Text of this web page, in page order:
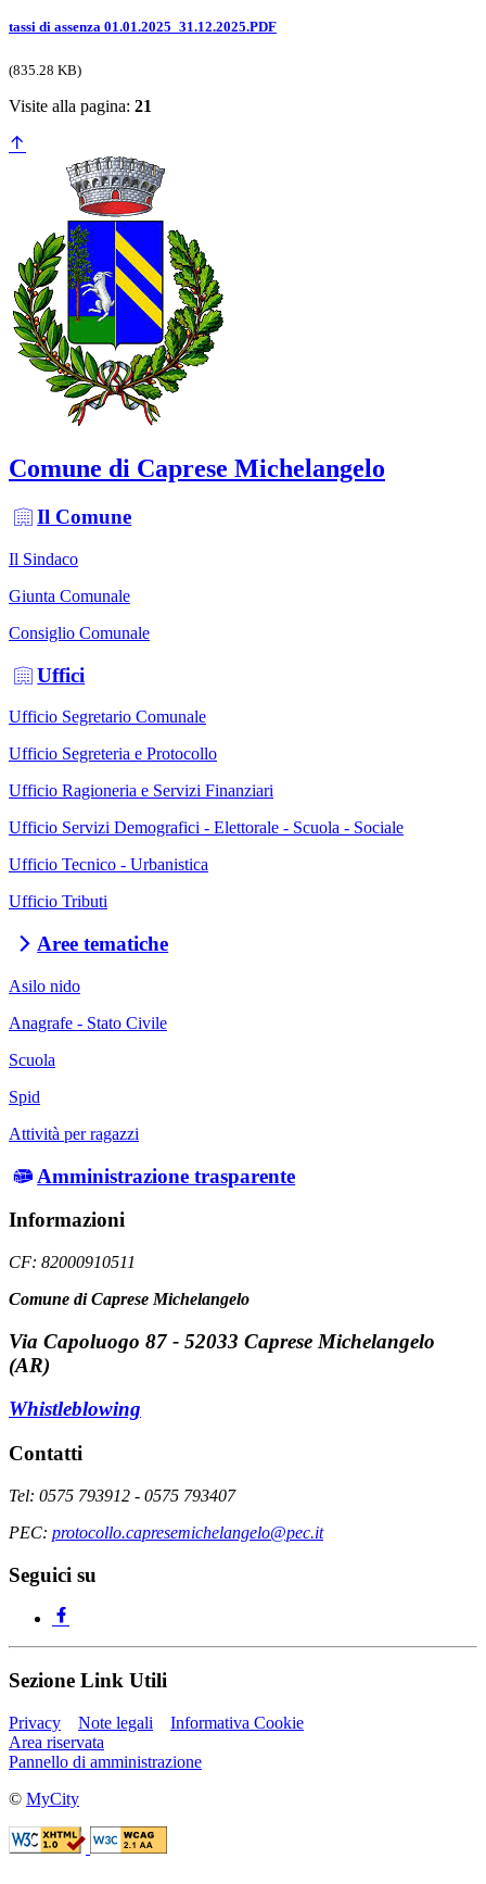
tassi di assenza 01.01.2025_31.12.2025.PDF
(835.28 KB)
Visite alla pagina: 21
Comune di Caprese Michelangelo
Il Comune
Il Sindaco
Giunta Comunale
Consiglio Comunale
Uffici
Ufficio Segretario Comunale
Ufficio Segreteria e Protocollo
Ufficio Ragioneria e Servizi Finanziari
Ufficio Servizi Demografici - Elettorale - Scuola - Sociale
Ufficio Tecnico - Urbanistica
Ufficio Tributi
Aree tematiche
Asilo nido
Anagrafe - Stato Civile
Scuola
Spid
Attività per ragazzi
Amministrazione trasparente
Informazioni
CF: 82000910511
Comune di Caprese Michelangelo
Via Capoluogo 87 - 52033 Caprese Michelangelo
(AR)
Whistleblowing
Contatti
Tel: 0575 793912 - 0575 793407
PEC: protocollo.capresemichelangelo@pec.it
Seguici su
Sezione Link Utili
Privacy Note legali
Informativa Cookie
Area riservata
Pannello di amministrazione
© MyCity